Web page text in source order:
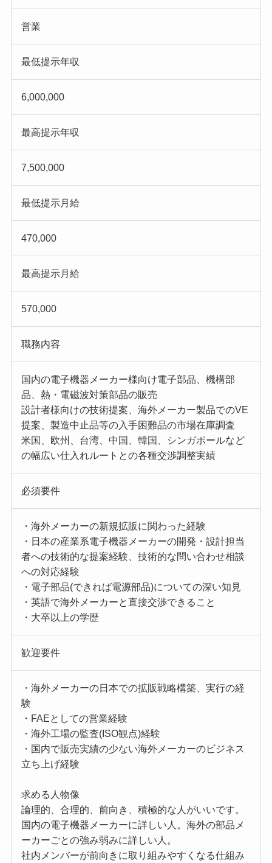
営業
最低提示年収
6,000,000
最高提示年収
7,500,000
最低提示月給
470,000
最高提示月給
570,000
職務内容
国内の電子機器メーカー様向け電子部品、機構部
品、熱・電磁波対策部品の販売
設計者様向けの技術提案、海外メーカー製品でのVE
提案、製造中止品等の入手困難品の市場在庫調査
米国、欧州、台湾、中国、韓国、シンガポールなど
の幅広い仕入れルートとの各種交渉調整実績
必須要件
・海外メーカーの新規拡販に関わった経験
・日本の産業系電子機器メーカーの開発・設計担当
者への技術的な提案経験、技術的な問い合わせ相談
への対応経験
・電子部品(できれば電源部品)についての深い知見
・英語で海外メーカーと直接交渉できること
・大卒以上の学歴
歓迎要件
・海外メーカーの日本での拡販戦略構築、実行の経
験
・FAEとしての営業経験
・海外工場の監査(ISO観点)経験
・国内で販売実績の少ない海外メーカーのビジネス
立ち上げ経験
求める人物像
論理的、合理的、前向き、積極的な人がいいです。
国内の電子機器メーカーに詳しい人。海外の部品メ
ーカーごとの強み弱みに詳しい人。
社内メンバーが前向きに取り組みやすくなる仕組み